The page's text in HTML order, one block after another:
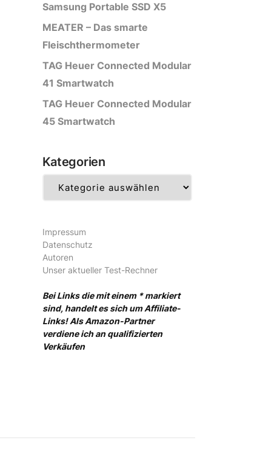
Samsung Portable SSD X5
MEATER – Das smarte
Fleischthermometer
TAG Heuer Connected Modular
41 Smartwatch
TAG Heuer Connected Modular
45 Smartwatch
Kategorien
Impressum
Datenschutz
Autoren
Unser aktueller Test-Rechner
Bei Links die mit einem * markiert
sind, handelt es sich um Affiliate-
Links! Als Amazon-Partner
verdiene ich an qualifizierten
Verkäufen